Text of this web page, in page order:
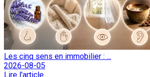
Les cinq sens en immobilier : ...
2026-08-05
Lire l'article